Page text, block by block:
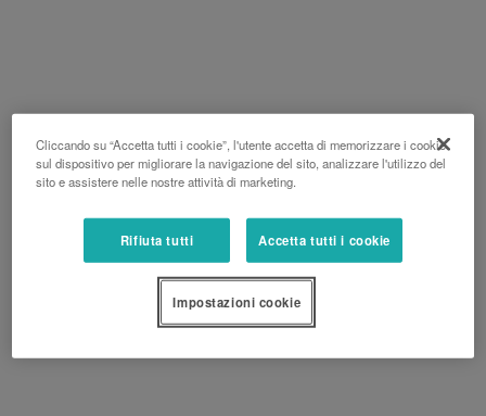
Cliccando su “Accetta tutti i cookie”, l'utente accetta di memorizzare i cookie
sul dispositivo per migliorare la navigazione del sito, analizzare l'utilizzo del
sito e assistere nelle nostre attività di marketing.
Rifiuta tutti Accetta tutti i cookie
Impostazioni cookie